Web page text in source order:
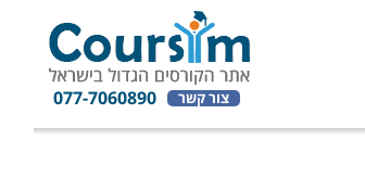
צור קשר 077-7060890